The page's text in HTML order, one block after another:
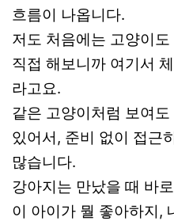
흐름이 나옵니다.
저도 처음에는 고양이
직접 해보니까 여기서
라고요.
같은 고양이처럼 보여
있어서, 준비 없이 접근
많습니다.
강아지는 만났을 때 바
이 아이가 뭘 좋아하지,